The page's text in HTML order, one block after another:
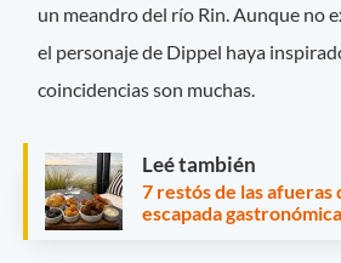
un meandro del río Rin. Aunque no
el personaje de Dippel haya
coincidencias son muchas.
Leé también
7 restós de las afueras
escapada